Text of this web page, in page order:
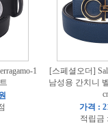
1
[스페셜오더]
남성용 간치니
가격 :
적립금